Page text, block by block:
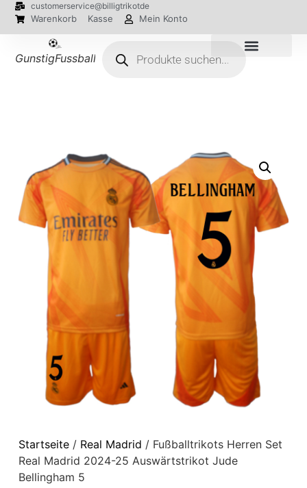
customerservice@billigtrikotde
Warenkorb Kasse Mein Konto
GunstigFussballTrikot
Startseite/ Real Madrid / Fußballtrikots Herren Set
Real Madrid 2024-25 Auswärtstrikot Jude
Bellingham 5